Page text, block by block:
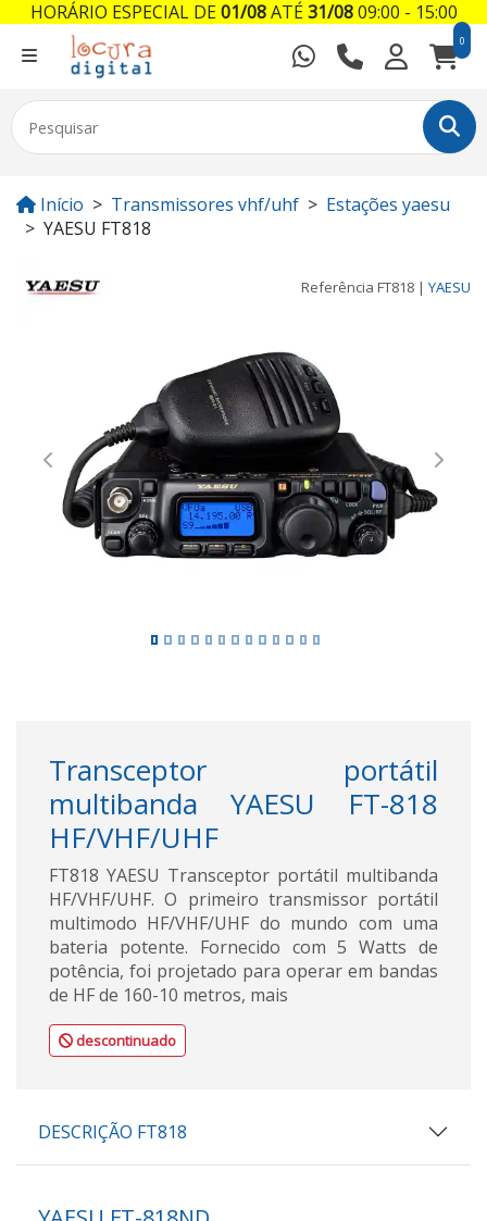
0
Início Transmissores vhf/uhf
Estações yaesu
YAESU FT818
Referência FT818 | YAESU
Previous Next
Transceptor portátil
multibanda YAESU FT-818
HF/VHF/UHF
FT818 YAESU Transceptor portátil multibanda
HF/VHF/UHF. O primeiro transmissor portátil
multimodo HF/VHF/UHF do mundo com uma
bateria potente. Fornecido com 5 Watts de
potência, foi projetado para operar em bandas
de HF de 160-10 metros, mais
descontinuado
DESCRIÇÃO FT818
HORÁRIO ESPECIAL DE01/08ATÉ31/0809:00 - 15:00